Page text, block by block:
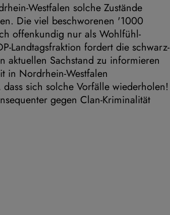
Westfalen solche Zustände
Die viel beschworenen '1000
offenkundig nur als Wohlfühl-
Landtagsfraktion fordert die schwarz-
aktuellen Sachstand zu informieren
in Nordrhein-Westfalen
sich solche Vorfälle wiederholen!
gegen Clan-Kriminalität